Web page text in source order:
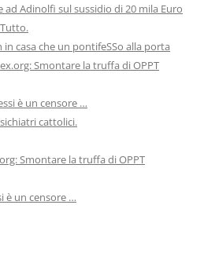
ad Adinolfi sul sussidio di 20 mila Euro
casa che un pontifeSSo alla porta
Smontare la truffa di OPPT
è un censore …
cattolici.
Smontare la truffa di OPPT
è un censore …